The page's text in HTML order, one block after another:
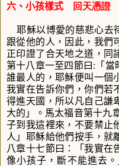
六、小孩樣式 回天憑證
耶穌以博愛的慈悲心去
跟從他的人，因此，我們
正印證了合天地之道，同
第十八章一至四節曰 : 「
誰最人的，耶穌便叫一個
我實在告訴你們，你們若
得進天國，所以凡自己謙
大的」
。馬太福音第十九
子到我這裡來，不要禁止
人」耶穌給他們按手，就
八章十七節曰：「我實在
像小孩子，斷不能進去。